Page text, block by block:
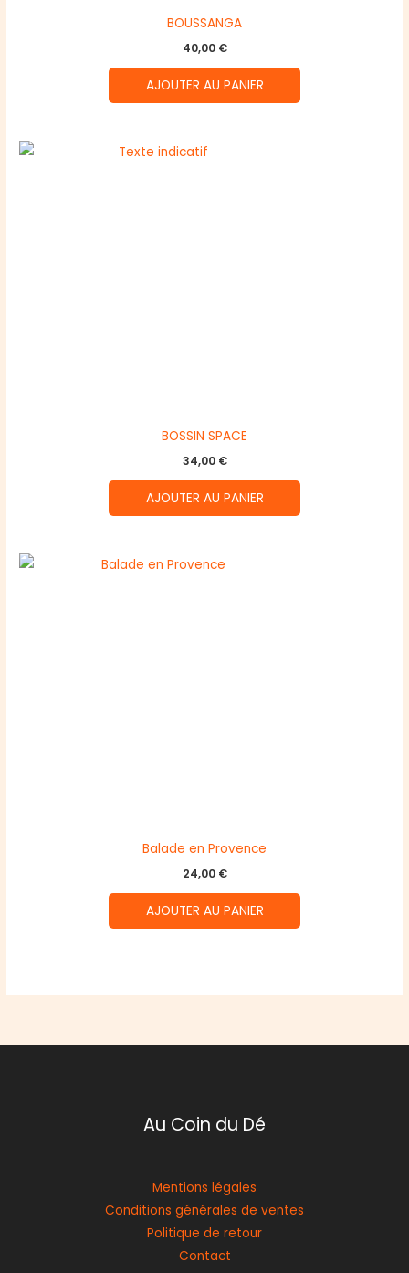
BOUSSANGA
40,00 €
AJOUTER AU PANIER
BOSSIN SPACE
34,00 €
AJOUTER AU PANIER
Balade en Provence
24,00 €
AJOUTER AU PANIER
Au Coin du Dé
Mentions légales
Conditions générales de ventes
Politique de retour
Contact